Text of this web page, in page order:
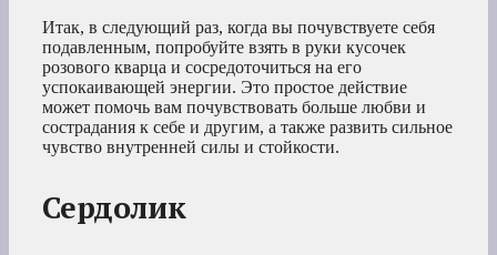
Итак, в следующий раз, когда вы почувствуете себя
подавленным, попробуйте взять в руки кусочек
розового кварца и сосредоточиться на его
успокаивающей энергии. Это простое действие
может помочь вам почувствовать больше любви и
сострадания к себе и другим, а также развить сильное
чувство внутренней силы и стойкости.
Сердолик